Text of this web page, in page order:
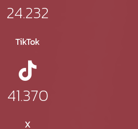
24.232
TikTok
41.370
X